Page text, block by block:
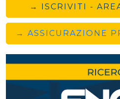
→ ISCRIVITI -
→ ASSICURAZIONE